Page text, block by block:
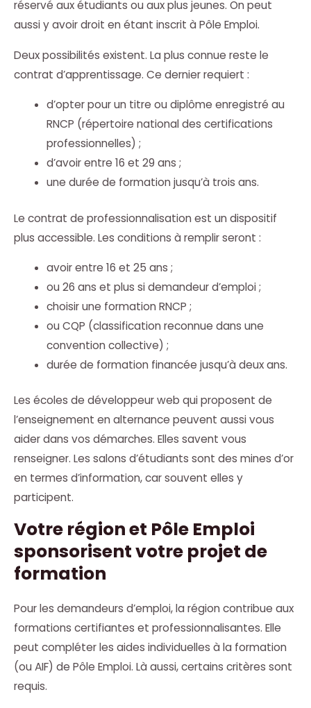
réservé aux étudiants ou aux plus jeunes. On peut
aussi y avoir droit en étant inscrit à Pôle Emploi.
Deux possibilités existent. La plus connue reste le
contrat d’apprentissage. Ce dernier requiert :
d’opter pour un titre ou diplôme enregistré au
RNCP (répertoire national des certifications
professionnelles) ;
d’avoir entre 16 et 29 ans ;
une durée de formation jusqu’à trois ans.
Le contrat de professionnalisation est un dispositif
plus accessible. Les conditions à remplir seront :
avoir entre 16 et 25 ans ;
ou 26 ans et plus si demandeur d’emploi ;
choisir une formation RNCP ;
ou CQP (classification reconnue dans une
convention collective) ;
durée de formation financée jusqu’à deux ans.
Les écoles de développeur web qui proposent de
l’enseignement en alternance peuvent aussi vous
aider dans vos démarches. Elles savent vous
renseigner. Les salons d’étudiants sont des mines d’or
en termes d’information, car souvent elles y
participent.
Votre région et Pôle Emploi
sponsorisent votre projet de
formation
Pour les demandeurs d’emploi, la région contribue aux
formations certifiantes et professionnalisantes. Elle
peut compléter les aides individuelles à la formation
(ou AIF) de Pôle Emploi. Là aussi, certains critères sont
requis.